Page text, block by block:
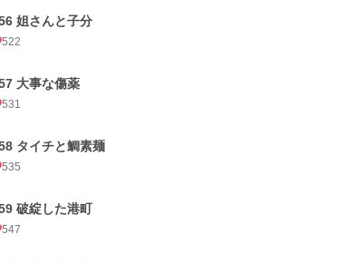
姐さんと子分
522
大事な傷薬
531
タイチと鯛素麺
535
破綻した港町
547